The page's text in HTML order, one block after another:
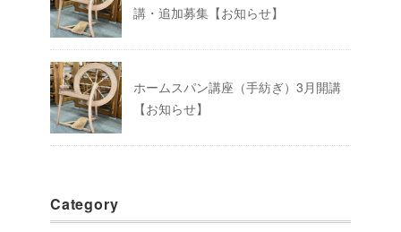
講・追加募集【お知らせ】
ホームスパン講座（手紡ぎ）3月開講
【お知らせ】
Category